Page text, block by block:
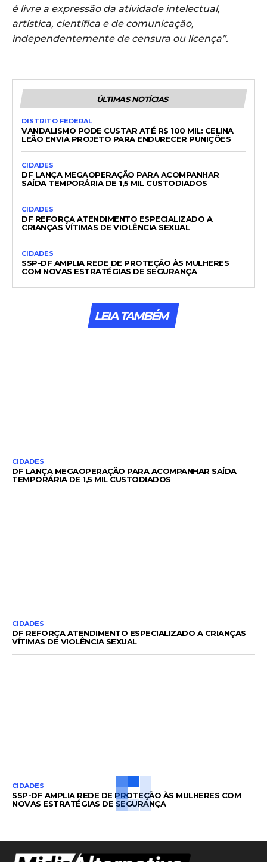
é livre a expressão da atividade intelectual,
artística, científica e de comunicação,
independentemente de censura ou licença”.
ÚLTIMAS NOTÍCIAS
DISTRITO FEDERAL
VANDALISMO PODE CUSTAR ATÉ R$ 100 MIL: CELINA
LEÃO ENVIA PROJETO PARA ENDURECER PUNIÇÕES
CIDADES
DF LANÇA MEGAOPERAÇÃO PARA ACOMPANHAR
SAÍDA TEMPORÁRIA DE 1,5 MIL CUSTODIADOS
CIDADES
DF REFORÇA ATENDIMENTO ESPECIALIZADO A
CRIANÇAS VÍTIMAS DE VIOLÊNCIA SEXUAL
CIDADES
SSP-DF AMPLIA REDE DE PROTEÇÃO ÀS MULHERES
COM NOVAS ESTRATÉGIAS DE SEGURANÇA
LEIA TAMBÉM
CIDADES
DF LANÇA MEGAOPERAÇÃO PARA ACOMPANHAR SAÍDA
TEMPORÁRIA DE 1,5 MIL CUSTODIADOS
CIDADES
DF REFORÇA ATENDIMENTO ESPECIALIZADO A CRIANÇAS
VÍTIMAS DE VIOLÊNCIA SEXUAL
CIDADES
SSP-DF AMPLIA REDE DE PROTEÇÃO ÀS MULHERES COM
NOVAS ESTRATÉGIAS DE SEGURANÇA